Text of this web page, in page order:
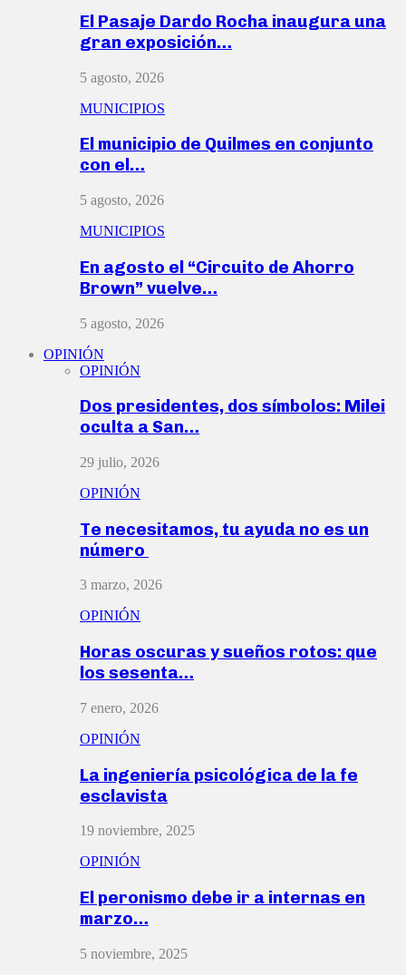
El Pasaje Dardo Rocha inaugura una
gran exposición…
5 agosto, 2026
MUNICIPIOS
El municipio de Quilmes en conjunto
con el…
5 agosto, 2026
MUNICIPIOS
En agosto el “Circuito de Ahorro
Brown” vuelve…
5 agosto, 2026
OPINIÓN
OPINIÓN
Dos presidentes, dos símbolos: Milei
oculta a San…
29 julio, 2026
OPINIÓN
Te necesitamos, tu ayuda no es un
número
3 marzo, 2026
OPINIÓN
Horas oscuras y sueños rotos: que
los sesenta…
7 enero, 2026
OPINIÓN
La ingeniería psicológica de la fe
esclavista
19 noviembre, 2025
OPINIÓN
El peronismo debe ir a internas en
marzo…
5 noviembre, 2025